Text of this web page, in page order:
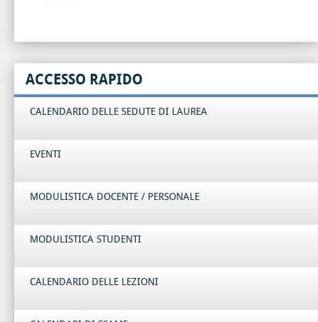
ACCESSO RAPIDO
CALENDARIO DELLE SEDUTE DI LAUREA
EVENTI
MODULISTICA DOCENTE / PERSONALE
MODULISTICA STUDENTI
CALENDARIO DELLE LEZIONI